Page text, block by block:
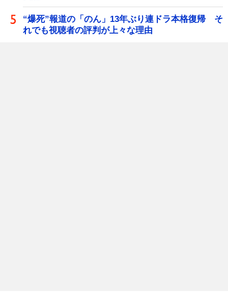
“爆死”報道の「のん」13年ぶり連ドラ本格復帰 そ
れでも視聴者の評判が上々な理由